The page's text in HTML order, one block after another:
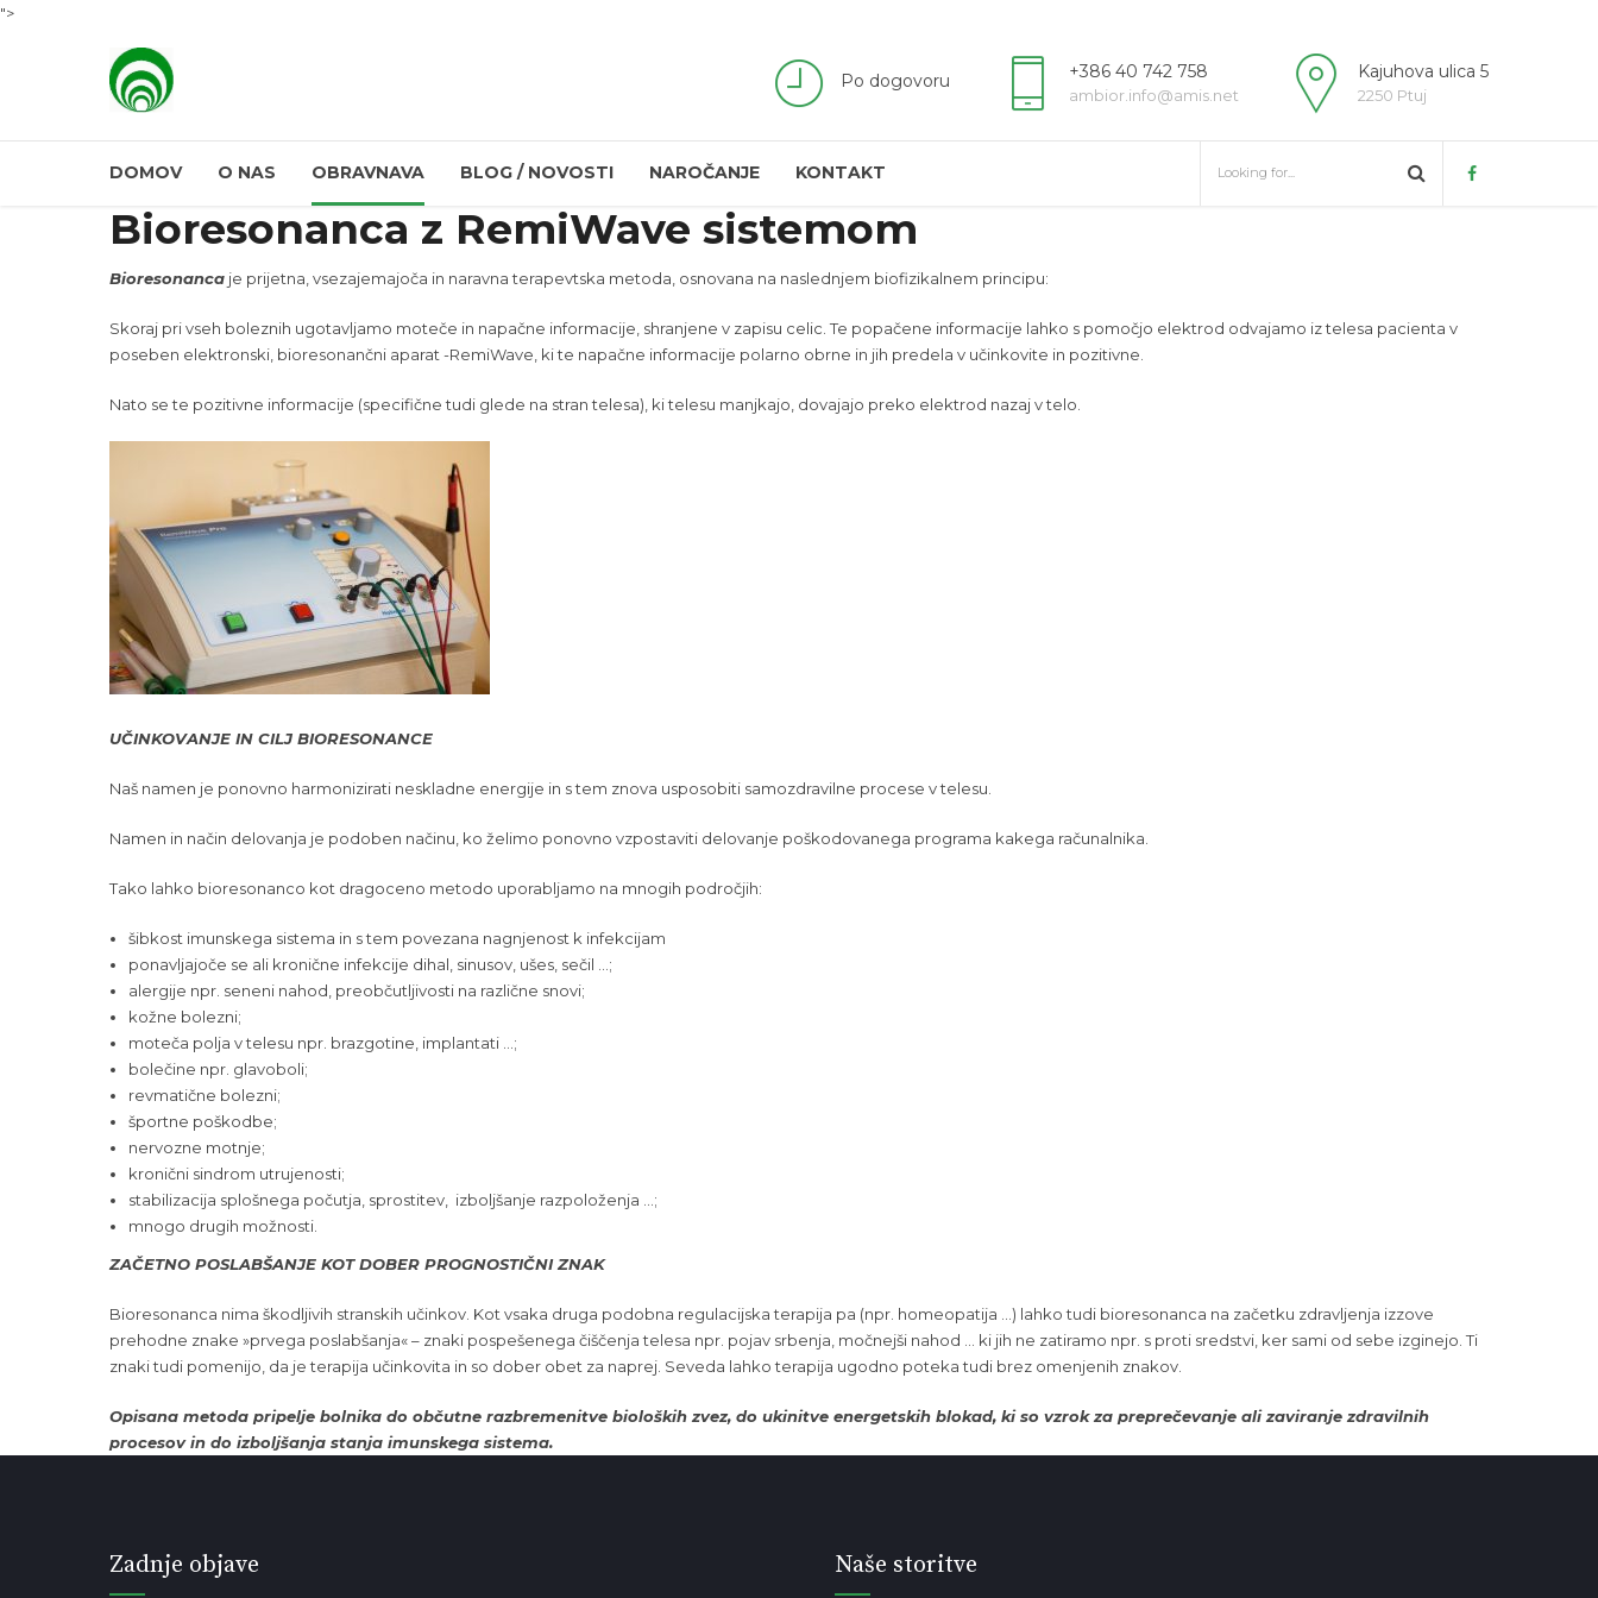
">
Po dogovoru +386 40 742 758
ambior.info@amis.net
Kajuhova ulica 5
2250 Ptuj
DOMOV O NAS OBRAVNAVA BLOG / NOVOSTI NAROČANJE KONTAKT
Bioresonanca z RemiWave sistemom
Bioresonanca je prijetna, vsezajemajoča in naravna terapevtska metoda, osnovana na naslednjem biofizikalnem principu:
Skoraj pri vseh boleznih ugotavljamo moteče in napačne informacije, shranjene v zapisu celic. Te popačene informacije lahko s pomočjo elektrod odvajamo iz telesa pacienta v
poseben elektronski, bioresonančni aparat -RemiWave, ki te napačne informacije polarno obrne in jih predela v učinkovite in pozitivne.
Nato se te pozitivne informacije (specifične tudi glede na stran telesa), ki telesu manjkajo, dovajajo preko elektrod nazaj v telo.
UČINKOVANJE IN CILJ BIORESONANCE
Naš namen je ponovno harmonizirati neskladne energije in s tem znova usposobiti samozdravilne procese v telesu.
Namen in način delovanja je podoben načinu, ko želimo ponovno vzpostaviti delovanje poškodovanega programa kakega računalnika.
Tako lahko bioresonanco kot dragoceno metodo uporabljamo na mnogih področjih:
šibkost imunskega sistema in s tem povezana nagnjenost k infekcijam
ponavljajoče se ali kronične infekcije dihal, sinusov, ušes, sečil …;
alergije npr. seneni nahod, preobčutljivosti na različne snovi;
kožne bolezni;
moteča polja v telesu npr. brazgotine, implantati …;
bolečine npr. glavoboli;
revmatične bolezni;
športne poškodbe;
nervozne motnje;
kronični sindrom utrujenosti;
stabilizacija splošnega počutja, sprostitev, izboljšanje razpoloženja …;
mnogo drugih možnosti.
ZAČETNO POSLABŠANJE KOT DOBER PROGNOSTIČNI ZNAK
Bioresonanca nima škodljivih stranskih učinkov. Kot vsaka druga podobna regulacijska terapija pa (npr. homeopatija …) lahko tudi bioresonanca na začetku zdravljenja izzove
prehodne znake »prvega poslabšanja« – znaki pospešenega čiščenja telesa npr. pojav srbenja, močnejši nahod … ki jih ne zatiramo npr. s proti sredstvi, ker sami od sebe izginejo. Ti
znaki tudi pomenijo, da je terapija učinkovita in so dober obet za naprej. Seveda lahko terapija ugodno poteka tudi brez omenjenih znakov.
Opisana metoda pripelje bolnika do občutne razbremenitve bioloških zvez, do ukinitve energetskih blokad, ki so vzrok za preprečevanje ali zaviranje zdravilnih
procesov in do izboljšanja stanja imunskega sistema.
Zadnje objave Naše storitve